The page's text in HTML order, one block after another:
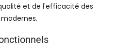
et de l'efficacité des